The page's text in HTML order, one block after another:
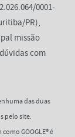
0001-
PR),
missão
com
das duas
pelo site.
GOOGLE® é